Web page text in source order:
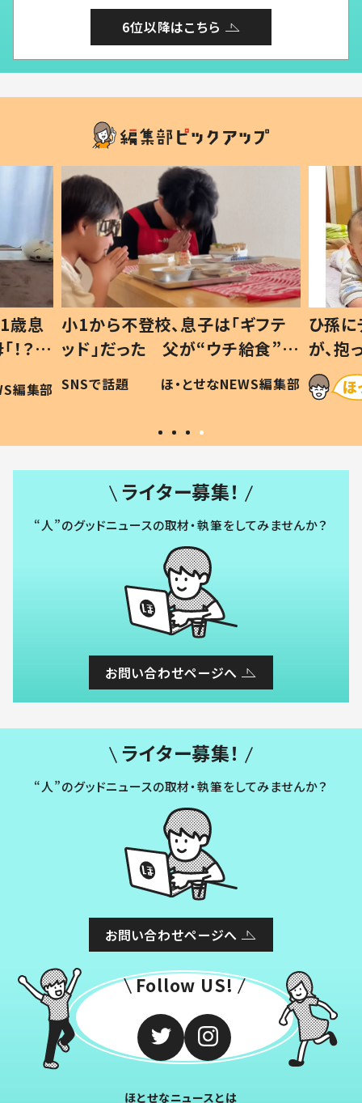
6位以降はこちら
歳息
？」
編集部
小1から不登校、息子は「ギフテ
ッド」だった 父が“ウチ給食”を
作り続ける理由とは #令和の親
#令和の子
SNSで話題 ほ・とせなNEWS編集部
ひ孫
が、
「涙が
い」
ライター募集！
“人”のグッドニュースの取材・執筆をしてみませんか？
お問い合わせページへ
ライター募集！
“人”のグッドニュースの取材・執筆をしてみませんか？
お問い合わせページへ
Follow US!
ほとせなニュースとは